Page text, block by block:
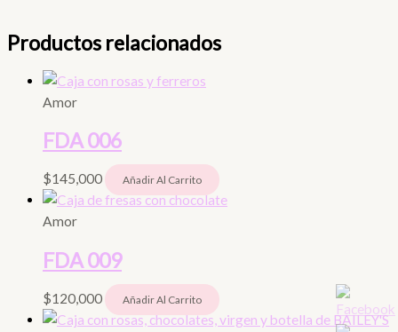
Productos relacionados
Amor
FDA 006
$145,000 Añadir Al Carrito
Amor
FDA 009
$120,000 Añadir Al Carrito